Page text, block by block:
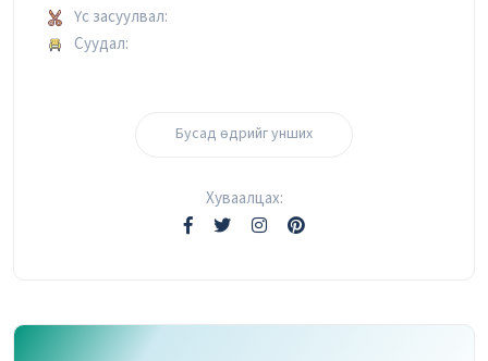
Үс засуулвал:
Суудал:
Бусад өдрийг унших
Хуваалцах: